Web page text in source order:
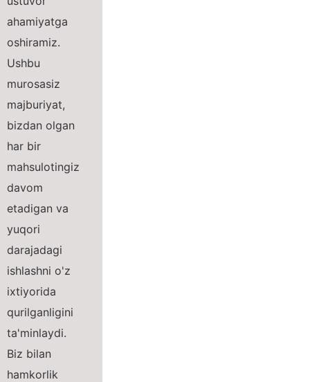
ahamiyatga
oshiramiz.
Ushbu
murosasiz
majburiyat,
bizdan olgan
har bir
mahsulotingiz
davom
etadigan va
yuqori
darajadagi
ishlashni o'z
ixtiyorida
qurilganligini
ta'minlaydi.
Biz bilan
hamkorlik